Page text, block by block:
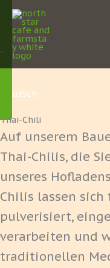
Zum
Inhalt
springen
English
ไทย
Deutsch
Thai-Chili
Auf unserem
Thai-Chilis, die
unseres
Chilis lassen sich
pulverisiert,
verarbeiten und
traditionellen